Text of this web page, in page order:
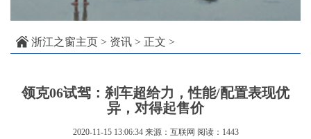
浙江之窗主页 > 资讯 > 正文 >
领克06试驾：刹车超给力，性能/配置表现优
异，对得起售价
2020-11-15 13:06:34 来源：互联网 阅读：1443